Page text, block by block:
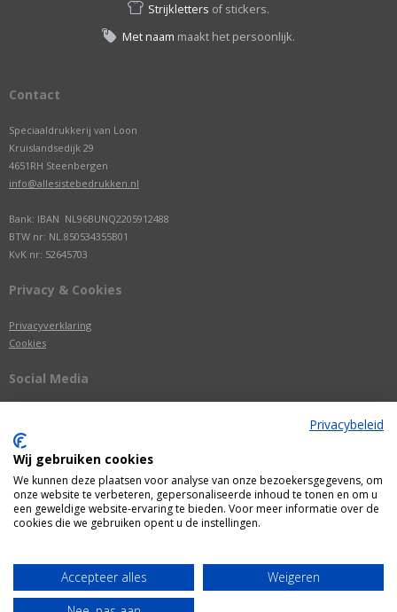
Strijkletters of stickers.
Met naam maakt het persoonlijk.
Contact
Speciaaldrukkerij van Loon
Kruislandsedijk 29
4651RH Steenbergen
info@allesistebedrukken.nl
Bank: IBAN NL96BUNQ2205912488
BTW nr: NL.850534355B01
KvK nr: 52645703
Privacy & Cookies
Privacyverklaring
Cookies
Social Media
Webshop door
Privacybeleid
Wij gebruiken cookies
We kunnen deze plaatsen voor analyse van onze bezoekersgegevens, om
onze website te verbeteren, gepersonaliseerde inhoud te tonen en om u
een geweldige website-ervaring te bieden. Voor meer informatie over de
cookies die we gebruiken opent u de instellingen.
Accepteer alles
Weigeren